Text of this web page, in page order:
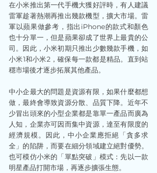
在小米推出第一代手機大獲好評時，有人建議
雷軍趁著熱潮再推出幾款機型，擴大市場。雷
軍以蘋果做參考，指出iPhone的款式和顏色
也十分單一，但是蘋果卻成了世界上最貴的公
司。因此，小米初期只推出少數幾款手機，如
小米1和小米2，確保每一款都是精品。直到站
穩市場後才逐步拓展其他產品。
中小企最大的問題是資源有限，如果什麼都想
做，最終會導致資源分散、品質下降。近年不
少冒出頭來的小型企業都是靠單一產品而廣為
人知，企業亦可因而集中資源，達至有限度的
經濟規模。因此，中小企業應拒絕「貪多求
全」的陷阱，而要在細分領域建立絕對優勢。
也可模仿小米的「單點突破」模式：先以一款
明星產品打開市場，再逐步擴張生態。